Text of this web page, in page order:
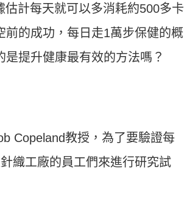
計每天就可以多消耗約500多卡
的成功，每日走1萬步保健的概
提升健康最有效的方法嗎？
Copeland教授，為了要驗證每
織工廠的員工們來進行研究試